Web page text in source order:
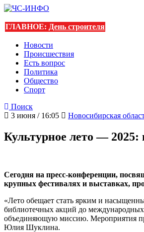
ГЛАВНОЕ: День строителя
Новости
Происшествия
Есть вопрос
Политика
Общество
Спорт
Поиск
3 июня / 16:05
Новосибирская
Культурное лето — 2025:
Сегодня на пресс-конференции,
крупных фестивалях и выставках,
«Лето обещает стать ярким и
библиотечных акций до международных
объединяющую миссию. Мероприятия
Юлия Шуклина.